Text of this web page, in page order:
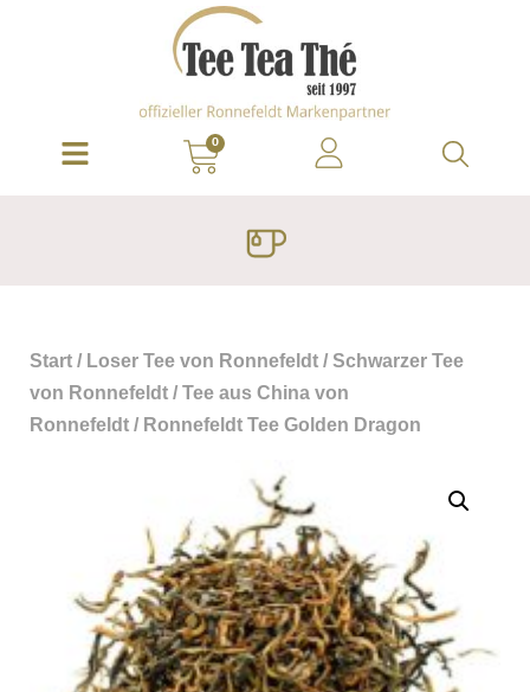
0
Start / Loser Tee von Ronnefeldt / Schwarzer Tee
von Ronnefeldt / Tee aus China von
Ronnefeldt / Ronnefeldt Tee Golden Dragon